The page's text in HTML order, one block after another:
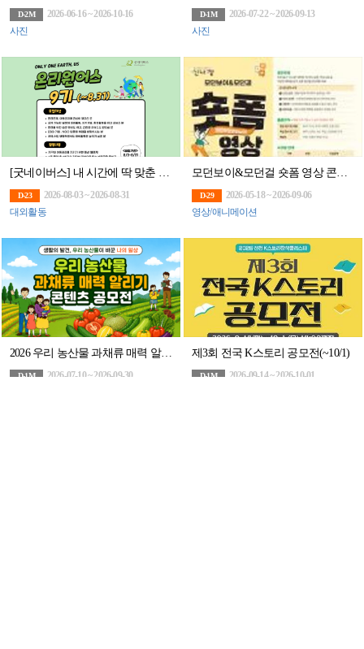
D-2M
2026-06-16 ~ 2026-10-16
사진
D-1M
2026-07-22 ~ 2026-09-13
사진
D-23
2026-08-03 ~ 2026-08-31
대외활동
D-29
2026-05-18 ~ 2026-09-06
영상/애니메이션
2026 우리 농산물 과채류 매력 알리기 콘텐츠 공모전
D-1M
2026-07-10 ~ 2026-09-30
제3회 전국 K스토리 공모전(~10/1)
D-1M
2026-09-14 ~ 2026-10-01